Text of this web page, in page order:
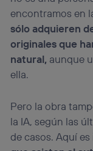
encontramos en
sólo adquieren
originales que
natural, aunque
ella.
Pero la obra
la IA, según las
de casos. Aquí